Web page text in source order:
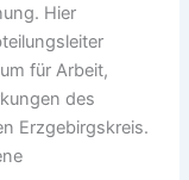
Hier
für Arbeit,
des
Erzgebirgskreis.